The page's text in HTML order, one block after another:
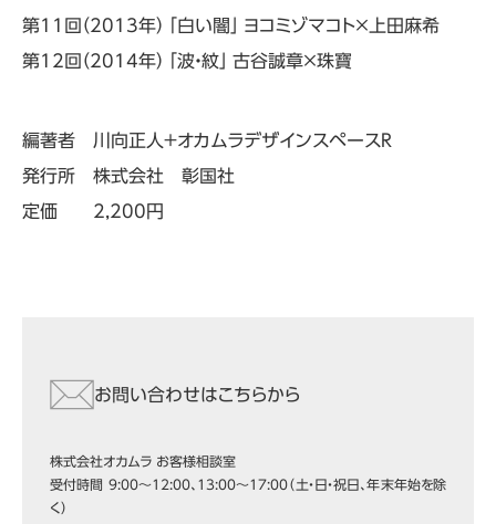
第11回（2013年） 「白い闇」 ヨコミゾマコト×上田麻希
第12回（2014年） 「波・紋」 古谷誠章×珠寶
編著者 川向正人＋オカムラデザインスペースR
発行所 株式会社 彰国社
定価 2,200円
お問い合わせはこちらから
株式会社オカムラ お客様相談室
受付時間 9:00～12:00、13:00～17:00（土・日・祝日、年末年始を除
く）